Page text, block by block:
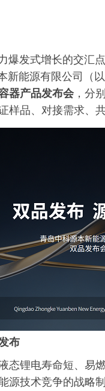
爆发式增长的交汇
新能源有限公司（
器产品发布会，分
样品、对接需求、
布
态锂电寿命短、易
源技术竞争的战略